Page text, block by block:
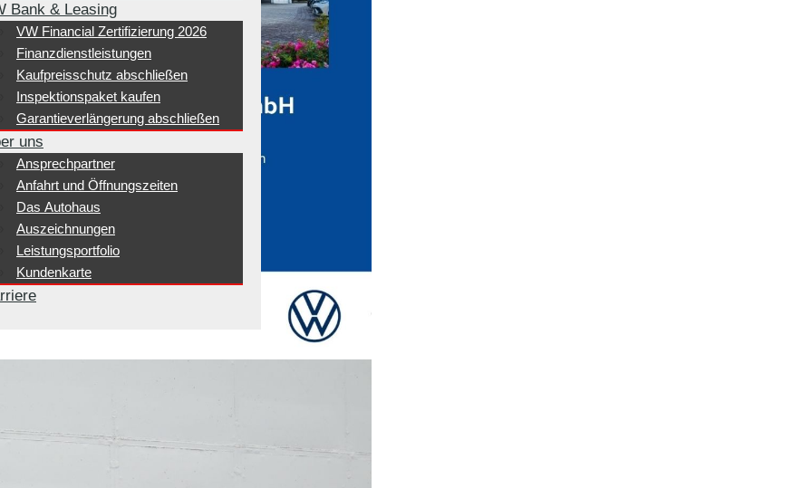
Bank & Leasing
VW Financial Zertifizierung 2026
Finanzdienstleistungen
Kaufpreisschutz abschließen
Inspektionspaket kaufen
Garantieverlängerung abschließen
uns
Ansprechpartner
Anfahrt und Öffnungszeiten
Das Autohaus
Auszeichnungen
Leistungsportfolio
Kundenkarte